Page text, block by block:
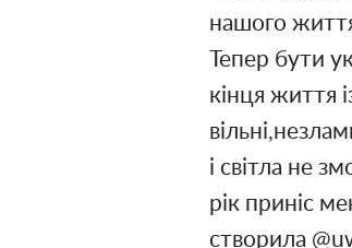
нашого
Тепер бути
кінця життя
і світла не
рік приніс
створила